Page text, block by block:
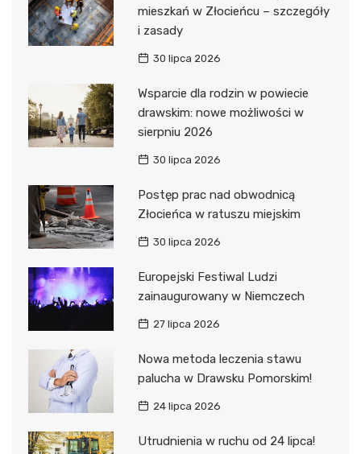
mieszkań w Złocieńcu – szczegóły
i zasady
30 lipca 2026
Wsparcie dla rodzin w powiecie
drawskim: nowe możliwości w
sierpniu 2026
30 lipca 2026
Postęp prac nad obwodnicą
Złocieńca w ratuszu miejskim
30 lipca 2026
Europejski Festiwal Ludzi
zainaugurowany w Niemczech
27 lipca 2026
Nowa metoda leczenia stawu
palucha w Drawsku Pomorskim!
24 lipca 2026
Utrudnienia w ruchu od 24 lipca!